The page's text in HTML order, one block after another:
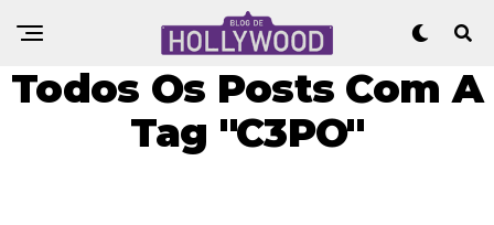
Todos Os Posts Com A
Tag "C3PO"